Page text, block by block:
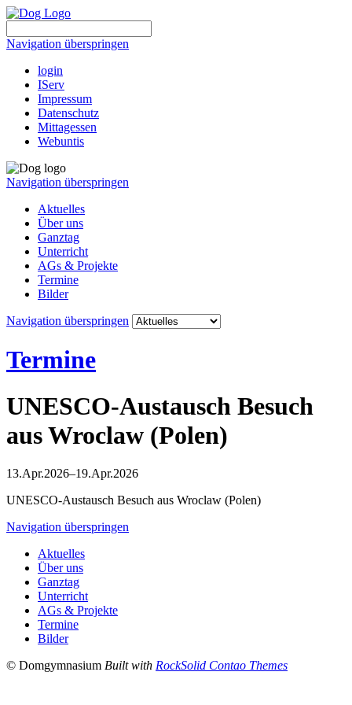
Navigation überspringen
login
IServ
Impressum
Datenschutz
Mittagessen
Webuntis
Navigation überspringen
Aktuelles
Über uns
Ganztag
Unterricht
AGs & Projekte
Termine
Bilder
Navigation überspringen
Termine
UNESCO-Austausch Besuch
aus Wroclaw (Polen)
13.Apr.2026–19.Apr.2026
UNESCO-Austausch Besuch aus Wroclaw (Polen)
Navigation überspringen
Aktuelles
Über uns
Ganztag
Unterricht
AGs & Projekte
Termine
Bilder
© Domgymnasium Built with RockSolid Contao Themes